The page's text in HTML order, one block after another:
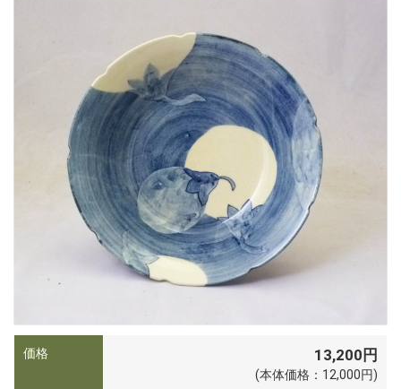
価格 13,200円
(本体価格：12,000円)